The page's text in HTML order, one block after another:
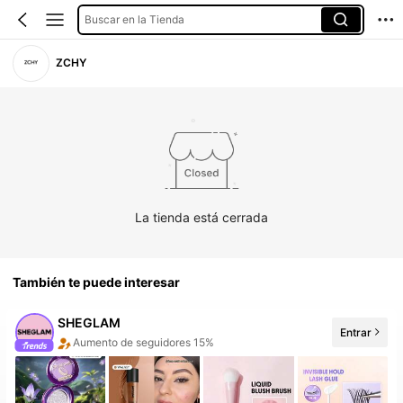
Buscar en la Tienda
ZCHY
La tienda está cerrada
También te puede interesar
SHEGLAM
Aumento de seguidores 15%
¡La tienda tiene artículos nuevos
Entrar